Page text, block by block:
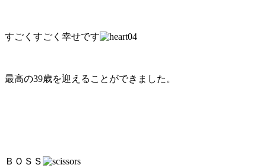
すごくすごく幸せです
最高の39歳を迎えることができました。
ＢＯＳＳ